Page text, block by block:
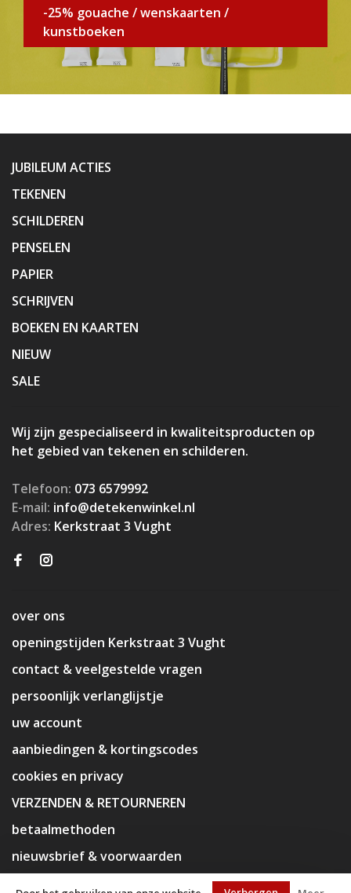
-25% gouache / wenskaarten /
kunstboeken
JUBILEUM ACTIES
TEKENEN
SCHILDEREN
PENSELEN
PAPIER
SCHRIJVEN
BOEKEN EN KAARTEN
NIEUW
SALE
Wij zijn gespecialiseerd in kwaliteitsproducten op
het gebied van tekenen en schilderen.
Telefoon: 073 6579992
E-mail: info@detekenwinkel.nl
Adres: Kerkstraat 3 Vught
over ons
openingstijden Kerkstraat 3 Vught
contact & veelgestelde vragen
persoonlijk verlanglijstje
uw account
aanbiedingen & kortingscodes
cookies en privacy
VERZENDEN & RETOURNEREN
betaalmethoden
nieuwsbrief & voorwaarden